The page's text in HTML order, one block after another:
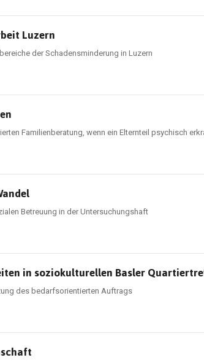
Luzern
der Schadensminderung in Luzern
Familienberatung, wenn ein Elternteil psychisch
Betreuung in der Untersuchungshaft
in soziokulturellen Basler
des bedarfsorientierten Auftrags